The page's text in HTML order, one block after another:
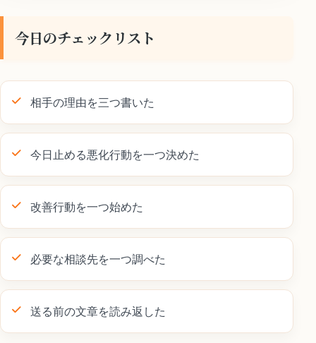
今日のチェックリスト
相手の理由を三つ書いた
今日止める悪化行動を一つ決めた
改善行動を一つ始めた
必要な相談先を一つ調べた
送る前の文章を読み返した